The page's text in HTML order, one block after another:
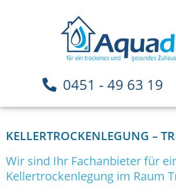
0451 - 49 63 19
KELLERTROCKENLEGUNG –
Wir sind Ihr Fachanbieter für
Kellertrockenlegung im Raum